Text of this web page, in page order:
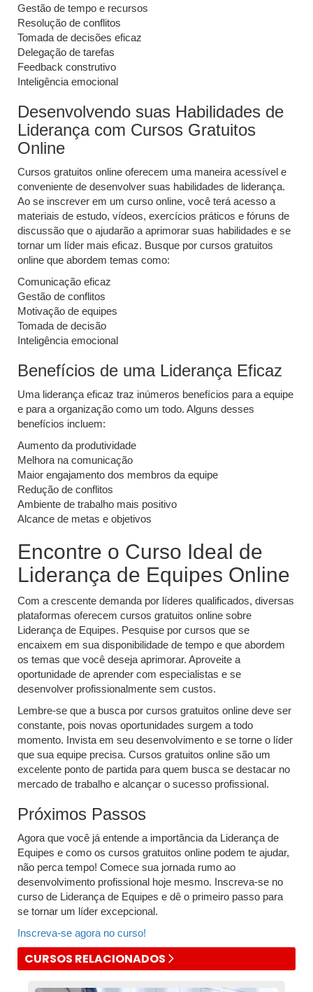
Gestão de tempo e recursos
Resolução de conflitos
Tomada de decisões eficaz
Delegação de tarefas
Feedback construtivo
Inteligência emocional
Desenvolvendo suas Habilidades de
Liderança com Cursos Gratuitos
Online
Cursos gratuitos online oferecem uma maneira acessível e
conveniente de desenvolver suas habilidades de liderança.
Ao se inscrever em um curso online, você terá acesso a
materiais de estudo, vídeos, exercícios práticos e fóruns de
discussão que o ajudarão a aprimorar suas habilidades e se
tornar um líder mais eficaz. Busque por cursos gratuitos
online que abordem temas como:
Comunicação eficaz
Gestão de conflitos
Motivação de equipes
Tomada de decisão
Inteligência emocional
Benefícios de uma Liderança Eficaz
Uma liderança eficaz traz inúmeros benefícios para a equipe
e para a organização como um todo. Alguns desses
benefícios incluem:
Aumento da produtividade
Melhora na comunicação
Maior engajamento dos membros da equipe
Redução de conflitos
Ambiente de trabalho mais positivo
Alcance de metas e objetivos
Encontre o Curso Ideal de
Liderança de Equipes Online
Com a crescente demanda por líderes qualificados, diversas
plataformas oferecem cursos gratuitos online sobre
Liderança de Equipes. Pesquise por cursos que se
encaixem em sua disponibilidade de tempo e que abordem
os temas que você deseja aprimorar. Aproveite a
oportunidade de aprender com especialistas e se
desenvolver profissionalmente sem custos.
Lembre-se que a busca por cursos gratuitos online deve ser
constante, pois novas oportunidades surgem a todo
momento. Invista em seu desenvolvimento e se torne o líder
que sua equipe precisa. Cursos gratuitos online são um
excelente ponto de partida para quem busca se destacar no
mercado de trabalho e alcançar o sucesso profissional.
Próximos Passos
Agora que você já entende a importância da Liderança de
Equipes e como os cursos gratuitos online podem te ajudar,
não perca tempo! Comece sua jornada rumo ao
desenvolvimento profissional hoje mesmo. Inscreva-se no
curso de Liderança de Equipes e dê o primeiro passo para
se tornar um líder excepcional.
Inscreva-se agora no curso!
CURSOS RELACIONADOS